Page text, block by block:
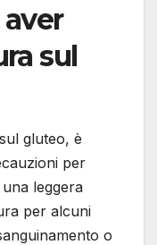
sul
gluteo, è
per
leggera
per alcuni
o